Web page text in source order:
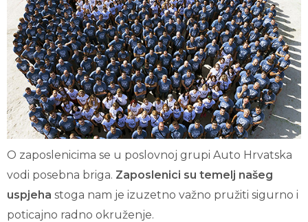
O zaposlenicima se u poslovnoj grupi Auto Hrvatska
vodi posebna briga. Zaposlenici su temelj našeg
uspjeha stoga nam je izuzetno važno pružiti sigurno i
poticajno radno okruženje.